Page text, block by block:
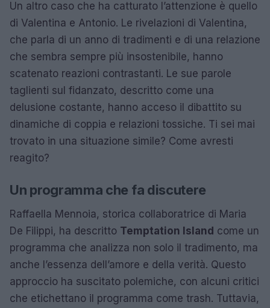
Un altro caso che ha catturato l’attenzione è quello
di Valentina e Antonio. Le rivelazioni di Valentina,
che parla di un anno di tradimenti e di una relazione
che sembra sempre più insostenibile, hanno
scatenato reazioni contrastanti. Le sue parole
taglienti sul fidanzato, descritto come una
delusione costante, hanno acceso il dibattito su
dinamiche di coppia e relazioni tossiche. Ti sei mai
trovato in una situazione simile? Come avresti
reagito?
Un programma che fa discutere
Raffaella Mennoia, storica collaboratrice di Maria
De Filippi, ha descritto Temptation Island come un
programma che analizza non solo il tradimento, ma
anche l’essenza dell’amore e della verità. Questo
approccio ha suscitato polemiche, con alcuni critici
che etichettano il programma come trash. Tuttavia,